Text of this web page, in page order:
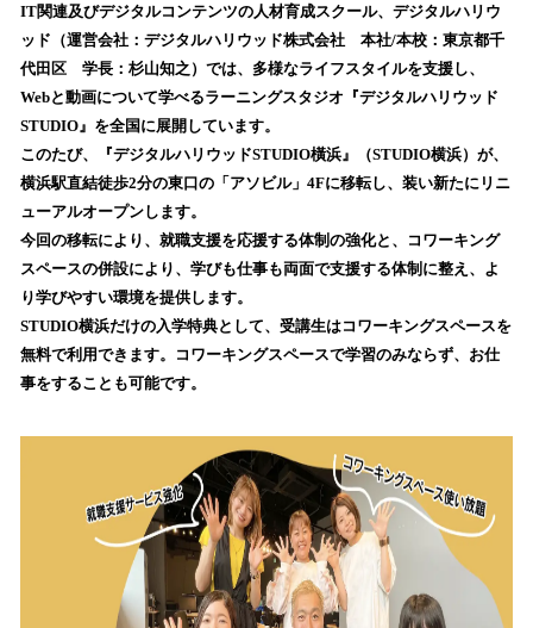
！
数
を
読
込
み
中
で
す
IT関連及びデジタルコンテンツの人材育成スクール、デジタルハリウ
ッド（運営会社：デジタルハリウッド株式会社 本社/本校：東京都千
代田区 学長：杉山知之）では、多様なライフスタイルを支援し、
Webと動画について学べるラーニングスタジオ『デジタルハリウッド
STUDIO』を全国に展開しています。
このたび、『デジタルハリウッドSTUDIO橫浜』（STUDIO横浜）が、
横浜駅直結徒歩2分の東口の「アソビル」4Fに移転し、装い新たにリニ
ューアルオープンします。
今回の移転により、就職支援を応援する体制の強化と、コワーキング
スペースの併設により、学びも仕事も両面で支援する体制に整え、よ
り学びやすい環境を提供します。
STUDIO横浜だけの入学特典として、受講生はコワーキングスペースを
無料で利用できます。コワーキングスペースで学習のみならず、お仕
事をすることも可能です。